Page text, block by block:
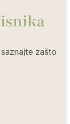
zašto